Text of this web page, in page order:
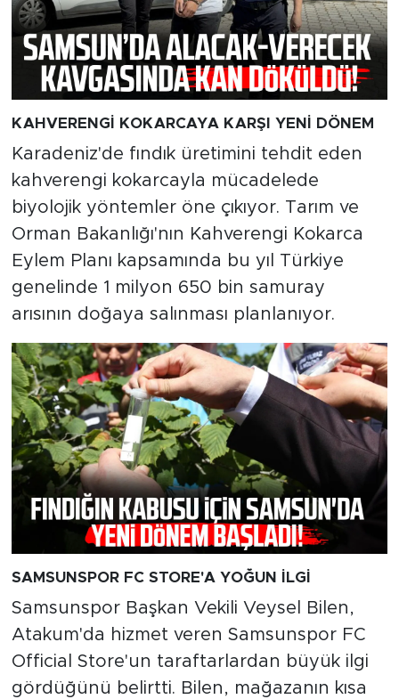
KAHVERENGİ KOKARCAYA KARŞI YENİ DÖNEM
Karadeniz'de fındık üretimini tehdit eden
kahverengi kokarcayla mücadelede
biyolojik yöntemler öne çıkıyor. Tarım ve
Orman Bakanlığı'nın Kahverengi Kokarca
Eylem Planı kapsamında bu yıl Türkiye
genelinde 1 milyon 650 bin samuray
arısının doğaya salınması planlanıyor.
SAMSUNSPOR FC STORE'A YOĞUN İLGİ
Samsunspor Başkan Vekili Veysel Bilen,
Atakum'da hizmet veren Samsunspor FC
Official Store'un taraftarlardan büyük ilgi
gördüğünü belirtti. Bilen, mağazanın kısa